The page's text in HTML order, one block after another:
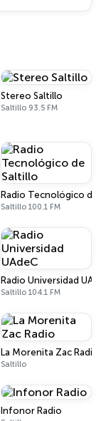
Stereo Saltillo
Saltillo 93.5 FM
Radio Tecnológico de
Saltillo 100.1 FM
Radio Universidad
Saltillo 104.1 FM
La Morenita Zac Radio
Saltillo
Infonor Radio